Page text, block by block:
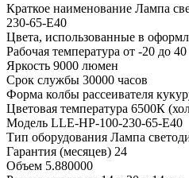
Краткое наименование Лампа
230-65-E40
Цвета, использованные в
Рабочая температура от -20 до 40
Яркость 9000 люмен
Срок службы 30000 часов
Форма колбы рассеивателя
Цветовая температура 6500К
Модель LLE-HP-100-230-65-E40
Тип оборудования Лампа
Гарантия (месяцев) 24
Объем 5.880000